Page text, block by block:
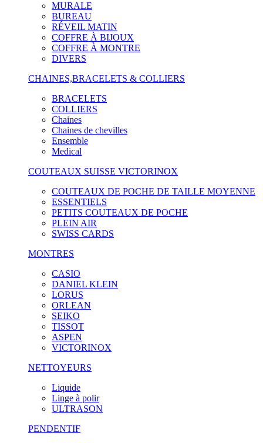
MURALE
BUREAU
RÉVEIL MATIN
COFFRE À BIJOUX
COFFRE À MONTRE
DIVERS
CHAINES,BRACELETS & COLLIERS
BRACELETS
COLLIERS
Chaines
Chaines de chevilles
Ensemble
Medical
COUTEAUX SUISSE VICTORINOX
COUTEAUX DE POCHE DE TAILLE MOYENNE
ESSENTIELS
PETITS COUTEAUX DE POCHE
PLEIN AIR
SWISS CARDS
MONTRES
CASIO
DANIEL KLEIN
LORUS
ORLEAN
SEIKO
TISSOT
ASPEN
VICTORINOX
NETTOYEURS
Liquide
Linge à polir
ULTRASON
PENDENTIF